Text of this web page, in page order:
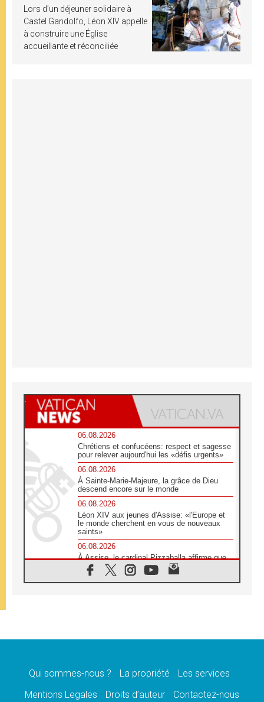
Lors d’un déjeuner solidaire à
Castel Gandolfo, Léon XIV appelle
à construire une Église
accueillante et réconciliée
06.08.2026
Chrétiens et confucéens: respect et sagesse
pour relever aujourd'hui les «défis urgents»
06.08.2026
À Sainte-Marie-Majeure, la grâce de Dieu
descend encore sur le monde
06.08.2026
Léon XIV aux jeunes d'Assise: «l'Europe et
le monde cherchent en vous de nouveaux
saints»
06.08.2026
À Assise, le cardinal Pizzaballa affirme que
«les chrétiens veulent la paix»
06.08.2026
message de paix et de dignité humaine»
«La visite du Pape en Uruguay renforcera
Qui sommes-nous ? La propriété
Les services
Mentions Legales
Droits d’auteur Contactez-nous